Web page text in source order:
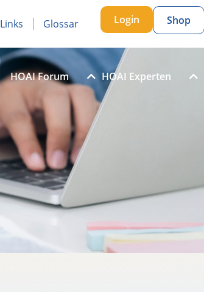
Links Glossar Login Shop
HOAI Forum HOAI Experten